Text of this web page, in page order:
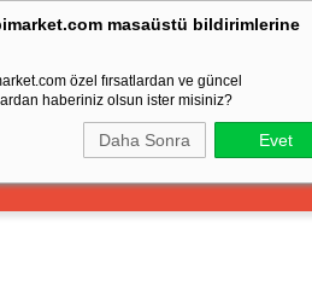
masaüstü bildirimlerine
özel fırsatlardan ve güncel
haberiniz olsun ister misiniz?
Daha Sonra Evet